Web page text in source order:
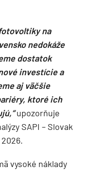
na
nedokáže
dostatok
investície a
aj väčšie
ktoré ich
upozorňuje
SAPI – Slovak
vysoké náklady